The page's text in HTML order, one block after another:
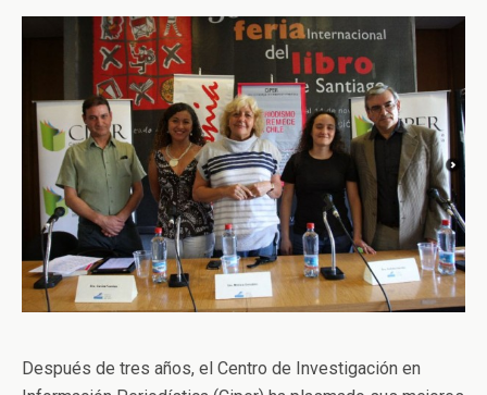
Después de tres años, el Centro de Investigación en